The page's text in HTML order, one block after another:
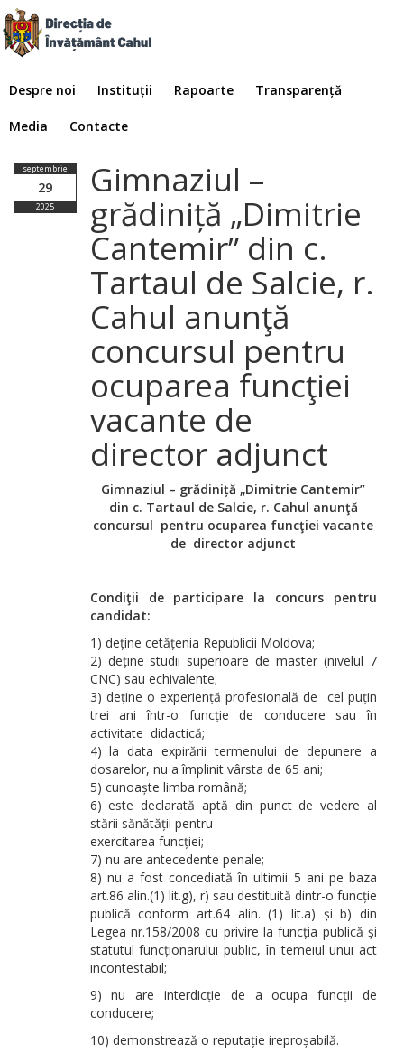
Despre noi Instituții Rapoarte Transparență
Media Contacte
septembrie
29
2025
Gimnaziul –
grădiniță „Dimitrie
Cantemir” din c.
Tartaul de Salcie, r.
Cahul anunţă
concursul pentru
ocuparea funcţiei
vacante de
director adjunct
Gimnaziul – grădiniță „Dimitrie Cantemir”
din c. Tartaul de Salcie, r. Cahul anunţă
concursul pentru ocuparea funcţiei vacante
de director adjunct
Condiţii de participare la concurs pentru
candidat:
1) deține cetățenia Republicii Moldova;
2) deține studii superioare de master (nivelul 7
CNC) sau echivalente;
3) deține o experiență profesională de cel puțin
trei ani într-o funcție de conducere sau în
activitate didactică;
4) la data expirării termenului de depunere a
dosarelor, nu a împlinit vârsta de 65 ani;
5) cunoaște limba română;
6) este declarată aptă din punct de vedere al
stării sănătății pentru
exercitarea funcției;
7) nu are antecedente penale;
8) nu a fost concediată în ultimii 5 ani pe baza
art.86 alin.(1) lit.g), r) sau destituită dintr-o funcție
publică conform art.64 alin. (1) lit.a) și b) din
Legea nr.158/2008 cu privire la funcția publică și
statutul funcționarului public, în temeiul unui act
incontestabil;
9) nu are interdicție de a ocupa funcții de
conducere;
10) demonstrează o reputație ireproșabilă.